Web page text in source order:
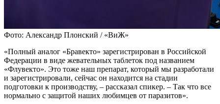
Фото: Александр Плонский / «ВиЖ»
«Полный аналог «Бравекто» зарегистрирован в Российской
Федерации в виде жевательных таблеток под названием
«Флувекто». Это тоже наш препарат, который мы разработали
и зарегистрировали, сейчас он находится на стадии
подготовки к производству, – рассказал спикер. – Так что все
нормально с защитой наших любимцев от паразитов».